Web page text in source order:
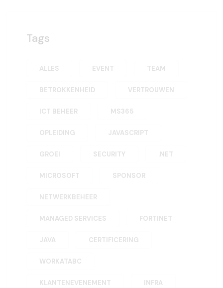
Tags
ALLES EVENT TEAM
BETROKKENHEID VERTROUWEN
ICT BEHEER MS365
OPLEIDING JAVASCRIPT
GROEI SECURITY .NET
MICROSOFT SPONSOR
NETWERKBEHEER
MANAGED SERVICES FORTINET
JAVA CERTIFICERING
WORKATABC
KLANTENEVENEMENT INFRA